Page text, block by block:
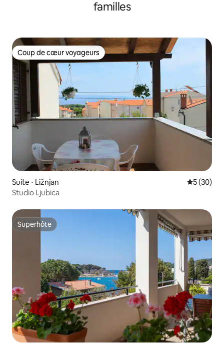
familles
Coup de cœur voyageurs
Coup de cœur voyageurs
Suite ⋅ Ližnjan
5 (30)
Studio Ljubica
Superhôte
Superhôte